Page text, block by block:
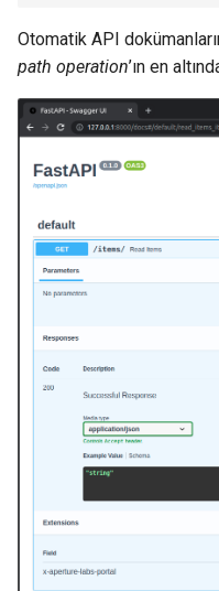
Otomatik API
path operation’ın en